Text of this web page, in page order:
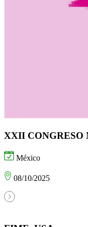
XXII
México
08/10/2025